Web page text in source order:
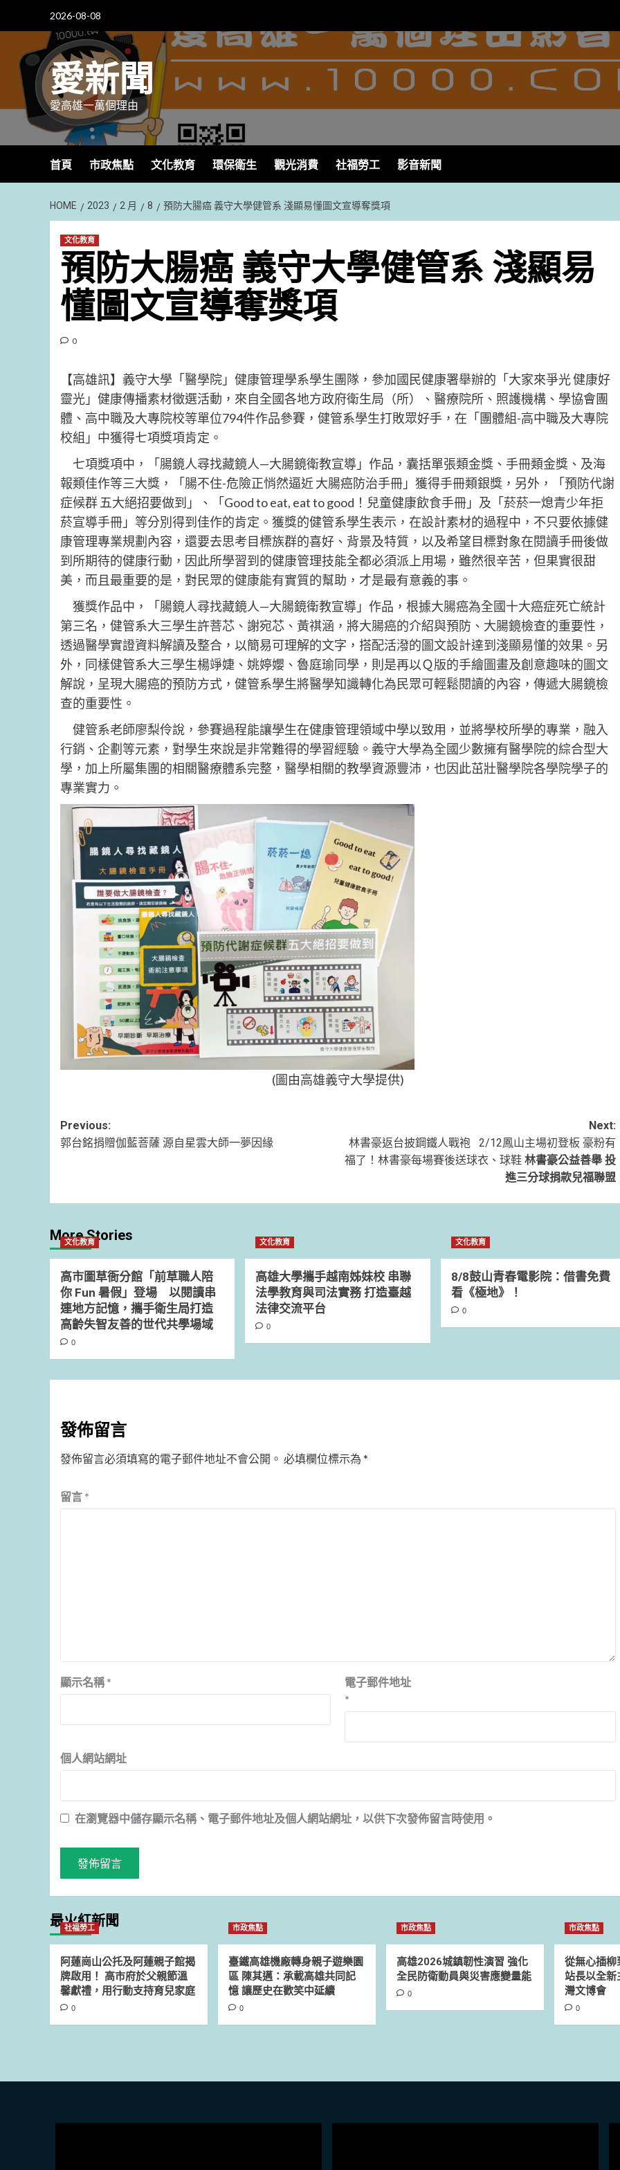
2026-08-08
愛新聞
愛高雄一萬個理由
首頁 市政焦點 文化教育 環保衛生 觀光消費 社福勞工 影音新聞
HOME 2023 2 月 8 預防大腸癌 義守大學健管系 淺顯易懂圖文宣導奪獎項
文化教育
預防大腸癌 義守大學健管系 淺顯易
懂圖文宣導奪獎項
0
【高雄訊】義守大學「醫學院」健康管理學系學生團隊，參加國民健康署舉辦的「大家來爭光 健康好
靈光」健康傳播素材徵選活動，來自全國各地方政府衛生局（所）、醫療院所、照護機構、學協會團
體、高中職及大專院校等單位794件作品參賽，健管系學生打敗眾好手，在「團體組-高中職及大專院
校組」中獲得七項獎項肯定。
七項獎項中，「腸鏡人尋找藏鏡人—大腸鏡衛教宣導」作品，囊括單張類金獎、手冊類金獎、及海
報類佳作等三大獎，「腸不住-危險正悄然逼近 大腸癌防治手冊」獲得手冊類銀獎，另外，「預防代謝
症候群 五大絕招要做到」、「Good to eat, eat to good！兒童健康飲食手冊」及「菸菸一熄青少年拒
菸宣導手冊」等分別得到佳作的肯定。獲獎的健管系學生表示，在設計素材的過程中，不只要依據健
康管理專業規劃內容，還要去思考目標族群的喜好、背景及特質，以及希望目標對象在閱讀手冊後做
到所期待的健康行動，因此所學習到的健康管理技能全都必須派上用場，雖然很辛苦，但果實很甜
美，而且最重要的是，對民眾的健康能有實質的幫助，才是最有意義的事。
獲獎作品中，「腸鏡人尋找藏鏡人—大腸鏡衛教宣導」作品，根據大腸癌為全國十大癌症死亡統計
第三名，健管系大三學生許菩芯、謝宛芯、黃祺涵，將大腸癌的介紹與預防、大腸鏡檢查的重要性，
透過醫學實證資料解讀及整合，以簡易可理解的文字，搭配活潑的圖文設計達到淺顯易懂的效果。另
外，同樣健管系大三學生楊竫婕、姚婷孆、魯庭瑜同學，則是再以Ｑ版的手繪圖畫及創意趣味的圖文
解說，呈現大腸癌的預防方式，健管系學生將醫學知識轉化為民眾可輕鬆閱讀的內容，傳遞大腸鏡檢
查的重要性。
健管系老師廖梨伶說，參賽過程能讓學生在健康管理領域中學以致用，並將學校所學的專業，融入
行銷、企劃等元素，對學生來說是非常難得的學習經驗。義守大學為全國少數擁有醫學院的綜合型大
學，加上所屬集團的相關醫療體系完整，醫學相關的教學資源豐沛，也因此茁壯醫學院各學院學子的
專業實力。
(圖由高雄義守大學提供)
Post
navigation
Previous:
郭台銘捐贈伽藍菩薩 源自星雲大師一夢因緣
Next:
林書豪返台披鋼鐵人戰袍 2/12鳳山主場初登板 豪粉有
福了！林書豪每場賽後送球衣、球鞋 林書豪公益善舉 投
進三分球捐款兒福聯盟
More Stories
文化教育
高市圖草衙分館「前草職人陪
你 Fun 暑假」登場 以閱讀串
連地方記憶，攜手衛生局打造
高齡失智友善的世代共學場域
0
文化教育
高雄大學攜手越南姊妹校 串聯
法學教育與司法實務 打造臺越
法律交流平台
0
文化教育
8/8鼓山青春電影院：借書免費
看《極地》！
0
發佈留言
發佈留言必須填寫的電子郵件地址不會公開。 必填欄位標示為 *
留言 *
顯示名稱 *
電子郵件地址
*
個人網站網址
在瀏覽器中儲存顯示名稱、電子郵件地址及個人網站網址，以供下次發佈留言時使用。
最火紅新聞
社福勞工
阿蓮崗山公托及阿蓮親子館揭
牌啟用！ 高市府於父親節溫
馨獻禮，用行動支持育兒家庭
0
市政焦點
臺鐵高雄機廠轉身親子遊樂園
區 陳其邁：承載高雄共同記
憶 讓歷史在歡笑中延續
0
市政焦點
高雄2026城鎮韌性演習 強化
全民防衛動員與災害應變量能
0
市政焦點
從無心插柳
站長以全
灣文博會
0